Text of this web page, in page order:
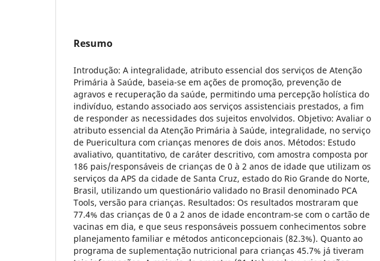
Resumo
Introdução: A integralidade, atributo essencial dos serviços de Atenção
Primária à Saúde, baseia-se em ações de promoção, prevenção de
agravos e recuperação da saúde, permitindo uma percepção holística do
indivíduo, estando associado aos serviços assistenciais prestados, a fim
de responder as necessidades dos sujeitos envolvidos. Objetivo: Avaliar o
atributo essencial da Atenção Primária à Saúde, integralidade, no serviço
de Puericultura com crianças menores de dois anos. Métodos: Estudo
avaliativo, quantitativo, de caráter descritivo, com amostra composta por
186 pais/responsáveis de crianças de 0 à 2 anos de idade que utilizam os
serviços da APS da cidade de Santa Cruz, estado do Rio Grande do Norte,
Brasil, utilizando um questionário validado no Brasil denominado PCA
Tools, versão para crianças. Resultados: Os resultados mostraram que
77.4% das crianças de 0 a 2 anos de idade encontram-se com o cartão de
vacinas em dia, e que seus responsáveis possuem conhecimentos sobre
planejamento familiar e métodos anticoncepcionais (82.3%). Quanto ao
programa de suplementação nutricional para crianças 45.7% já tiveram